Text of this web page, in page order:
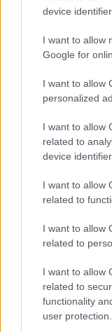
device
I want to allow
Google for
I want to allow
personalized
I want to allow
related to
device
I want to allow
related to
I want to allow
related to
I want to allow
related to
functionality
user protection.
Continua a